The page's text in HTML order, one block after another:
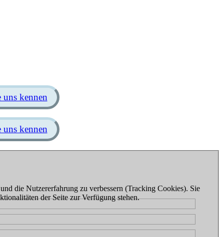
uns kennen
uns kennen
die Nutzererfahrung zu verbessern (Tracking Cookies). Sie
der Seite zur Verfügung stehen.